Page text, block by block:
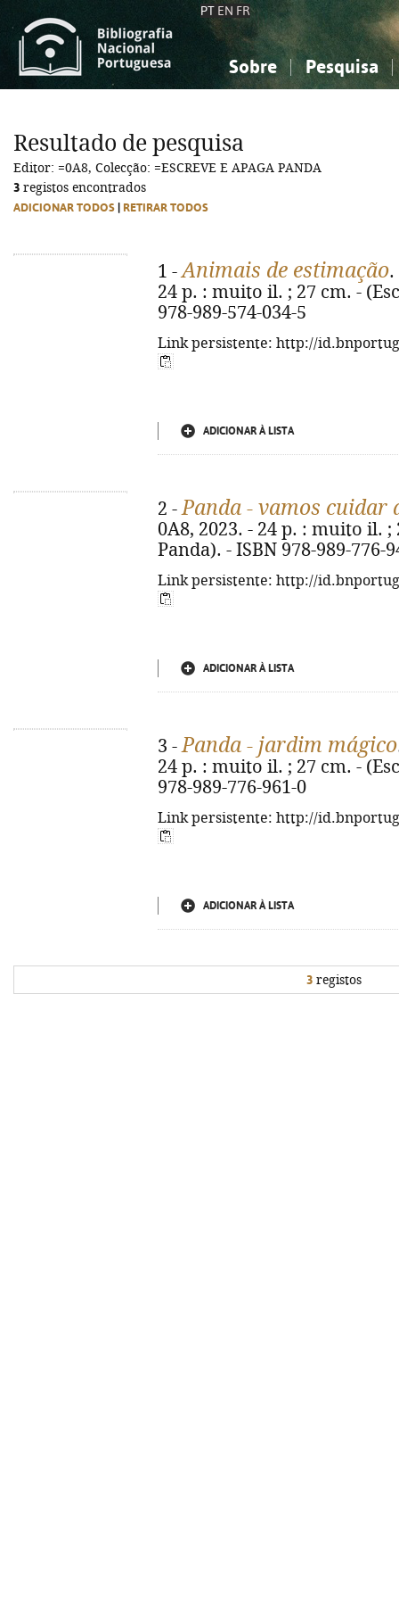
PT EN FR
Sobre Pesquisa
Ciências sociais...
Ciências sociais...
Resultado de pesquisa
Editor: =0A8, Colecção: =ESCREVE E APAGA PANDA
3 registos encontrados
ADICIONAR TODOS RETIRAR TODOS
1 -Animais de estimação.
24 p. : muito il. ; 27 cm. -
978-989-574-034-5
Link persistente: http://
ADICIONAR À LISTA
2 -Panda - vamos cuidar
0A8, 2023. - 24 p. : muito il. ;
Panda). - ISBN 978-989-776-
Link persistente: http://
ADICIONAR À LISTA
3 -Panda - jardim mágico
24 p. : muito il. ; 27 cm. -
978-989-776-961-0
Link persistente: http://
ADICIONAR À LISTA
3 registos